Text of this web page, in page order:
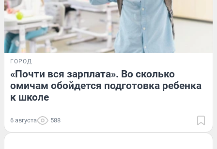
ГОРОД
«Почти вся зарплата». Во сколько
омичам обойдется подготовка ребенка
к школе
6 августа 588